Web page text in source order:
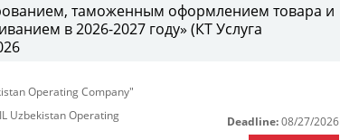
таможенным оформлением товара и
в 2026-2027 году» (КТ Услуга
Operating Company"
Uzbekistan Operating
Deadline: 08/27/2026